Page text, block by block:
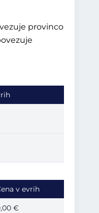
provinco
v evrih
€